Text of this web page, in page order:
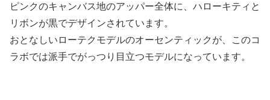
ピンクのキャンバス地のアッパー全体に、ハローキティと
リボンが黒でデザインされています。
おとなしいローテクモデルのオーセンティックが、このコ
ラボでは派手でがっつり目立つモデルになっています。